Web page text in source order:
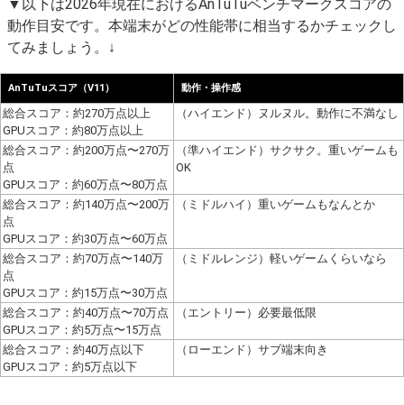
▼以下は2026年現在におけるAnTuTuベンチマークスコアの
動作目安です。本端末がどの性能帯に相当するかチェックし
てみましょう。↓
AnTuTuスコア（V11） 動作・操作感
総合スコア：約270万点以上
GPUスコア：約80万点以上
（ハイエンド）ヌルヌル。動作に不満なし
総合スコア：約200万点〜270万
点
GPUスコア：約60万点〜80万点
（準ハイエンド）サクサク。重いゲームも
OK
総合スコア：約140万点〜200万
点
GPUスコア：約30万点〜60万点
（ミドルハイ）重いゲームもなんとか
総合スコア：約70万点〜140万
点
GPUスコア：約15万点〜30万点
（ミドルレンジ）軽いゲームくらいなら
総合スコア：約40万点〜70万点
GPUスコア：約5万点〜15万点
（エントリー）必要最低限
総合スコア：約40万点以下
GPUスコア：約5万点以下
（ローエンド）サブ端末向き